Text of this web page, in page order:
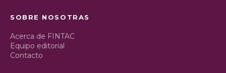
SOBRE NOSOTRAS
Acerca de FINTAC
Equipo editorial
Contacto